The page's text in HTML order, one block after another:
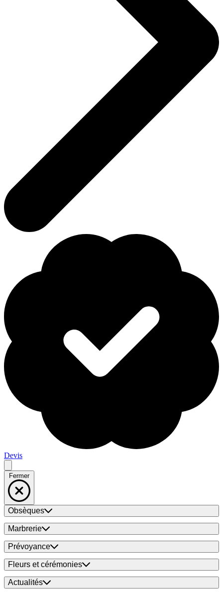
Devis
Fermer
Obsèques
Marbrerie
Prévoyance
Fleurs et cérémonies
Actualités